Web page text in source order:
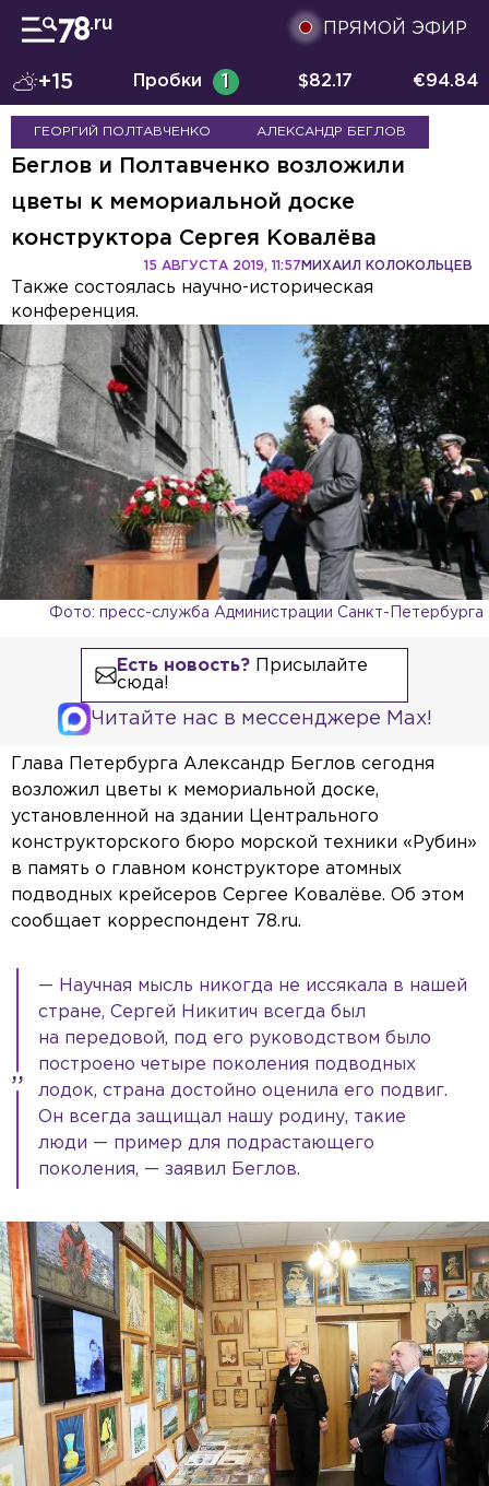
ПРЯМОЙ ЭФИР
+15 Пробки 1 $82.17 €94.84
ГЕОРГИЙ ПОЛТАВЧЕНКО АЛЕКСАНДР БЕГЛОВ
Беглов и Полтавченко возложили
цветы к мемориальной доске
конструктора Сергея Ковалёва
МИХАИЛ КОЛОКОЛЬЦЕВ
15 АВГУСТА 2019, 11:57
Также состоялась научно-историческая
конференция.
Фото: пресс-служба Администрации Санкт-Петербурга
Есть новость?Присылайте
сюда!
Читайте нас в мессенджере Max!
Глава Петербурга Александр Беглов сегодня
возложил цветы к мемориальной доске,
установленной на здании Центрального
конструкторского бюро морской техники «Рубин»
в память о главном конструкторе атомных
подводных крейсеров Сергее Ковалёве. Об этом
сообщает корреспондент 78.ru.
— Научная мысль никогда не иссякала в нашей
стране, Сергей Никитич всегда был
на передовой, под его руководством было
построено четыре поколения подводных
лодок, страна достойно оценила его подвиг.
Он всегда защищал нашу родину, такие
люди — пример для подрастающего
поколения, — заявил Беглов.